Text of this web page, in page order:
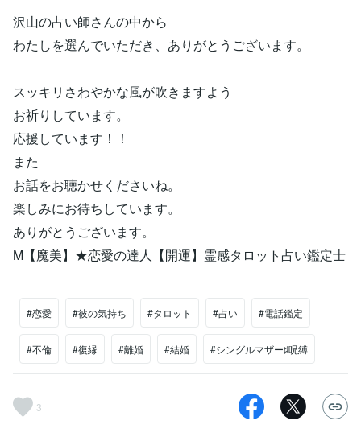
沢山の占い師さんの中から
わたしを選んでいただき、ありがとうございます。
スッキリさわやかな風が吹きますよう
お祈りしています。
応援しています！！
また
お話をお聴かせくださいね。
楽しみにお待ちしています。
ありがとうございます。
M【魔美】★恋愛の達人【開運】霊感タロット占い鑑定士
#恋愛 #彼の気持ち #タロット #占い #電話鑑定
#不倫 #復縁 #離婚 #結婚 #シングルマザー♯呪縛
3